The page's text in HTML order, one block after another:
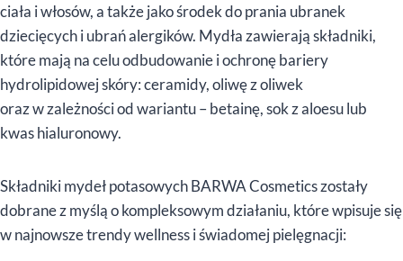
ciała i włosów, a także jako środek do prania ubranek
dziecięcych i ubrań alergików. Mydła zawierają składniki,
które mają na celu odbudowanie i ochronę bariery
hydrolipidowej skóry: ceramidy, oliwę z oliwek
oraz w zależności od wariantu – betainę, sok z aloesu lub
kwas hialuronowy.
Składniki mydeł potasowych BARWA Cosmetics zostały
dobrane z myślą o kompleksowym działaniu, które wpisuje się
w najnowsze trendy wellness i świadomej pielęgnacji: